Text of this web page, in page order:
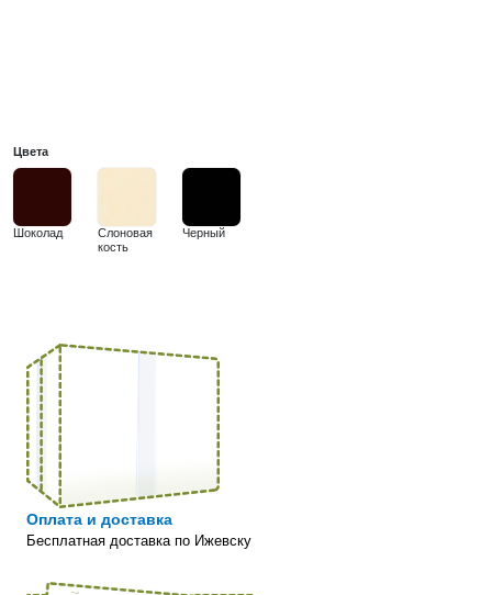
Цвета
Шоколад
Слоновая
кость
Черный
Оплата и доставка
Бесплатная доставка по Ижевску